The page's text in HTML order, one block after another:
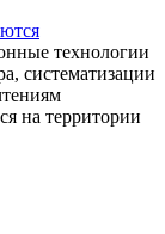
технологии
систематизации
на территории